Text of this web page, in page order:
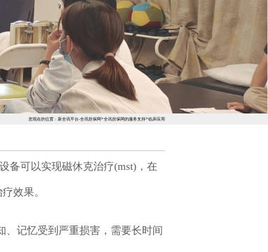
您现在的位置：新全讯平台-全讯担保网>全讯担保网的服务支持>临床应用
备可以实现磁休克治疗(mst)，在
效果。
、记忆受到严重损害，需要长时间